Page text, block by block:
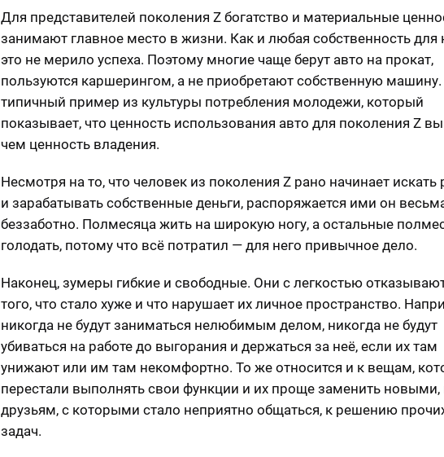
Для представителей поколения Z богатство и материальные
занимают главное место в жизни. Как и любая собственность для
это не мерило успеха. Поэтому многие чаще берут авто на прокат,
пользуются каршерингом, а не приобретают собственную машину.
типичный пример из культуры потребления молодежи, который
показывает, что ценность использования авто для поколения Z
чем ценность владения.
Несмотря на то, что человек из поколения Z рано начинает искать
и зарабатывать собственные деньги, распоряжается ими он
беззаботно. Полмесяца жить на широкую ногу, а остальные
голодать, потому что всё потратил — для него привычное дело.
Наконец, зумеры гибкие и свободные. Они с легкостью
того, что стало хуже и что нарушает их личное пространство.
никогда не будут заниматься нелюбимым делом, никогда не будут
убиваться на работе до выгорания и держаться за неё, если их там
унижают или им там некомфортно. То же относится и к вещам,
перестали выполнять свои функции и их проще заменить новыми,
друзьям, с которыми стало неприятно общаться, к решению
задач.